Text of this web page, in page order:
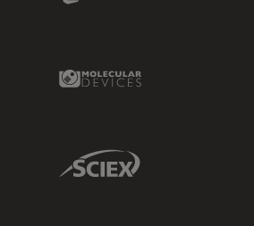
Molecular Devices Link
Sciex Link